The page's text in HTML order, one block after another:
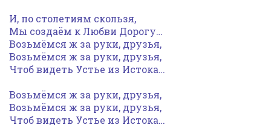
И, по столетиям скользя,
Мы создаём к Любви Дорогу…
Возьмёмся ж за руки, друзья,
Возьмёмся ж за руки, друзья,
Чтоб видеть Устье из Истока…
Возьмёмся ж за руки, друзья,
Возьмёмся ж за руки, друзья,
Чтоб видеть Устье из Истока…